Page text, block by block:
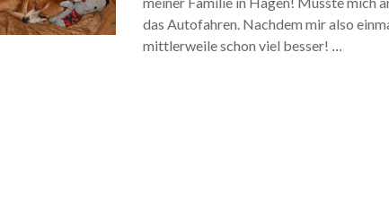
das Autofahren. Nachdem mir also
mittlerweile schon viel besser! ...